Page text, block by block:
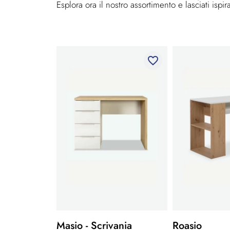
Esplora ora il nostro assortimento e lasciati
favorite_border
Masio - Scrivania Roasio